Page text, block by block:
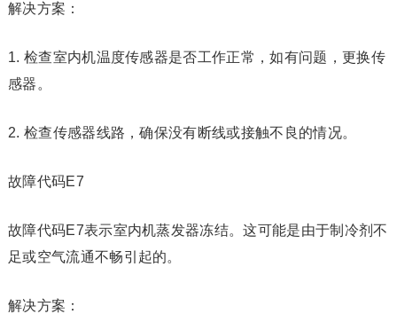
解决方案：
1. 检查室内机温度传感器是否工作正常，如有问题，更换传
感器。
2. 检查传感器线路，确保没有断线或接触不良的情况。
故障代码E7
故障代码E7表示室内机蒸发器冻结。这可能是由于制冷剂不
足或空气流通不畅引起的。
解决方案：